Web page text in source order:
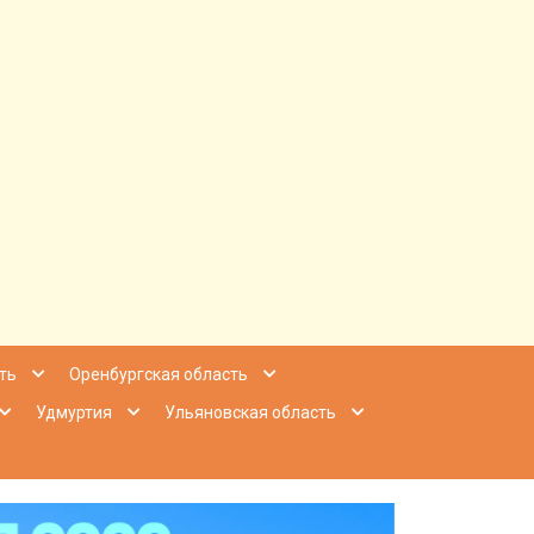
Приволжье
Оренбургская область
Удмуртия
Ульяновская область